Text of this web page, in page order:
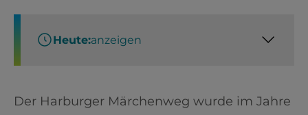
Heute:anzeigen
Der Harburger Märchenweg wurde im Jahre